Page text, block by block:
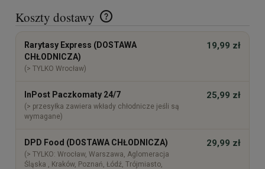
Koszty dostawy
Cena nie zawiera ewentualnych kosztów płatności
Rarytasy Express (DOSTAWA
CHŁODNICZA)
(> TYLKO Wrocław)
19,99 zł
InPost Paczkomaty 24/7
(> przesyłka zawiera wkłady chłodnicze jeśli są
wymagane)
25,99 zł
DPD Food (DOSTAWA CHŁODNICZA)
(> TYLKO: Wrocław, Warszawa, Aglomeracja
Śląska , Kraków, Poznań, Łódź, Trójmiasto,
29,99 zł